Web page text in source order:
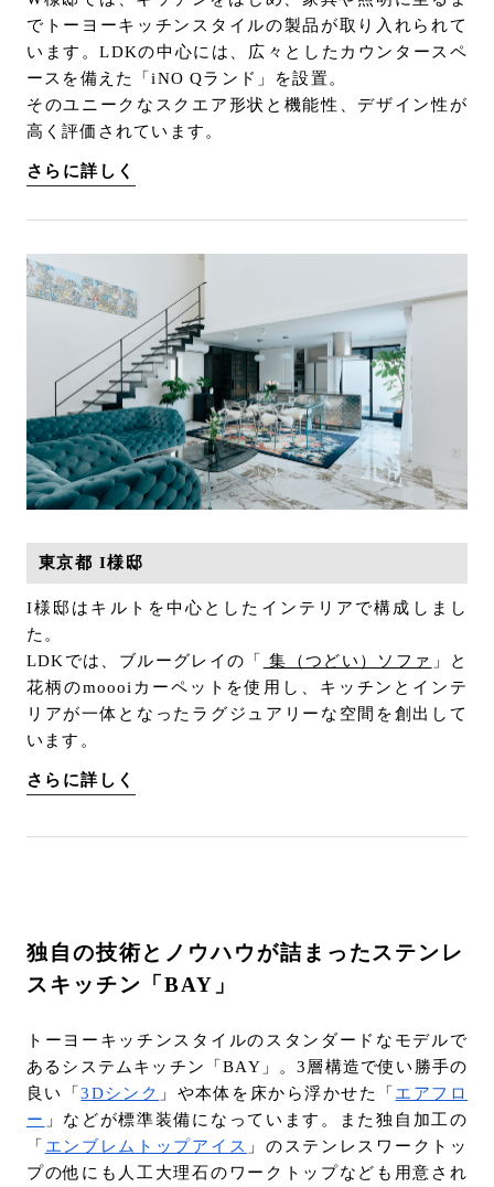
でトーヨーキッチンスタイルの製品が取り入れられて
います。LDKの中心には、広々としたカウンタースペ
ースを備えた「iNO Qランド」を設置。
そのユニークなスクエア形状と機能性、デザイン性が
高く評価されています。
さらに詳しく
東京都 I様邸
I様邸はキルトを中心としたインテリアで構成しまし
た。
LDKでは、ブルーグレイの「
集（つどい）ソファ 」と
花柄のmoooiカーペットを使用し、キッチンとインテ
リアが一体となったラグジュアリーな空間を創出して
います。
さらに詳しく
独自の技術とノウハウが詰まったステンレ
スキッチン「BAY」
トーヨーキッチンスタイルのスタンダードなモデルで
あるシステムキッチン「BAY」。3層構造で使い勝手の
良い「3Dシンク 」や本体を床から浮かせた「 エアフロ
ー 」などが標準装備になっています。また独自加工の
「 エンブレムトップアイス 」のステンレスワークトッ
プの他にも人工大理石のワークトップなども用意され